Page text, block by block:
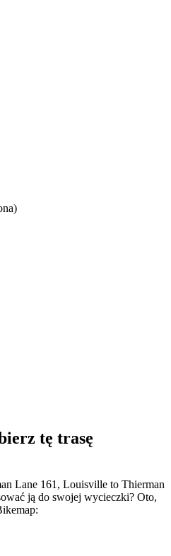
tę trasę
Lane 161, Louisville to Thierman
ją do swojej wycieczki? Oto,